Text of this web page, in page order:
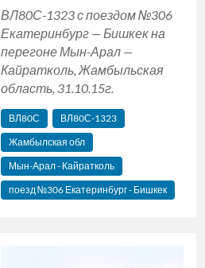
ВЛ80С-1323 с поездом №306
Екатеринбург — Бишкек на
перегоне Мын-Арал —
Кайратколь, Жамбыльская
область, 31.10.15г.
ВЛ80С
ВЛ80С-1323
Жамбылская обл
Мын-Арал - Кайратколь
поезд №306 Екатеринбург - Бишкек